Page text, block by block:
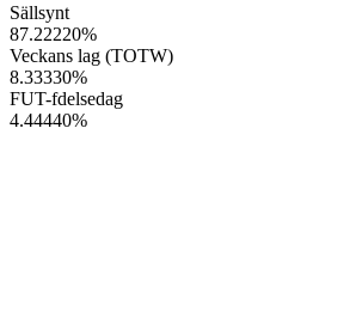
Sällsynt
87.22220%
Veckans lag (TOTW)
8.33330%
FUT-fdelsedag
4.44440%